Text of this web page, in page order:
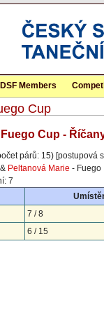
Members
Cup
Fuego Cup -
párů: 15) [postupová
& Peltanová Marie - Fuego
7
7 / 8
6 / 15